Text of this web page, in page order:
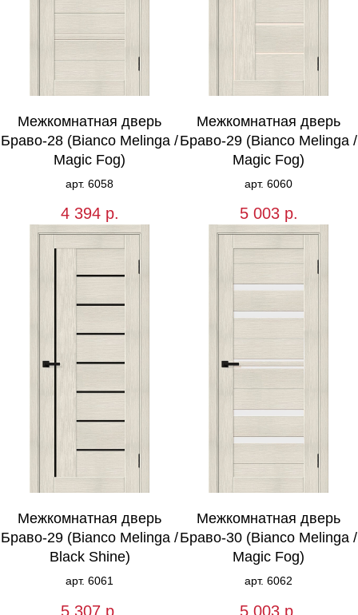
Межкомнатная дверь
Браво-28 (Bianco Melinga /
Magic Fog)
арт. 6058
4 394 р.
Межкомнатная дверь
Браво-29 (Bianco Melinga /
Magic Fog)
арт. 6060
5 003 р.
Межкомнатная дверь
Браво-29 (Bianco Melinga /
Black Shine)
арт. 6061
5 307 р.
Межкомнатная дверь
Браво-30 (Bianco Melinga /
Magic Fog)
арт. 6062
5 003 р.